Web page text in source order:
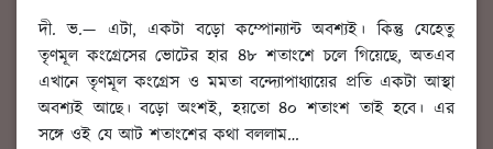
দী. ভ.— এটা, একটা বড়ো কম্পোন্যান্ট অবশ্যই। কিন্তু যেহেতু
তৃণমূল কংগ্রেসের ভোটের হার ৪৮ শতাংশে চলে গিয়েছে, অতএব
এখানে তৃণমূল কংগ্রেস ও মমতা বন্দ্যোপাধ্যায়ের প্রতি একটা আস্থা
অবশ্যই আছে। বড়ো অংশই, হয়তো ৪০ শতাংশ তাই হবে। এর
সঙ্গে ওই যে আট শতাংশের কথা বললাম…